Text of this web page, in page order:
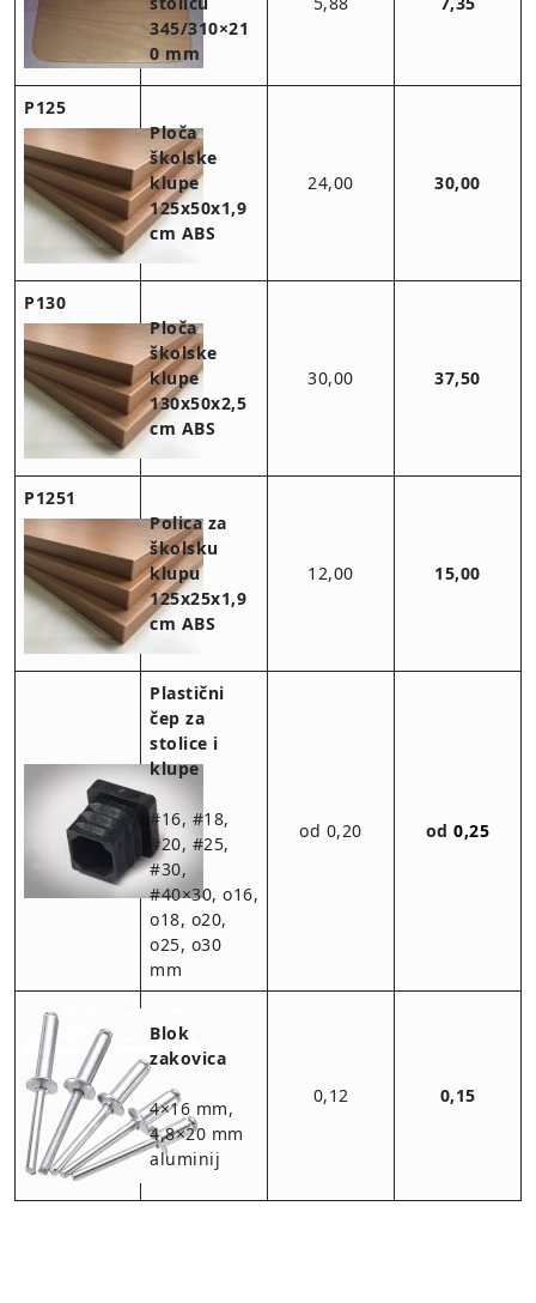
345/310×21
0 mm
P125
Ploča
školske
klupe
125x50x1,9
cm ABS
24,00 30,00
P130
Ploča
školske
klupe
130x50x2,5
cm ABS
30,00 37,50
P1251
Polica za
školsku
klupu
125x25x1,9
cm ABS
12,00 15,00
Plastični
čep za
stolice i
klupe
#16, #18,
#20, #25,
#30,
#40×30, o16,
o18, o20,
o25, o30
mm
od 0,20 od0,25
Blok
zakovica
4×16 mm,
4,8×20 mm
aluminij
0,12 0,15